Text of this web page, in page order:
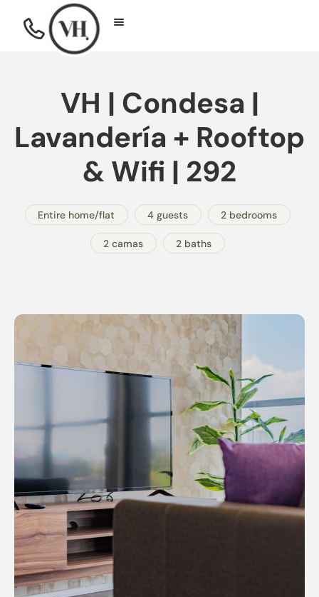
VH | Condesa |
Lavandería + Rooftop
& Wifi | 292
Entire home/flat 4 guests 2 bedrooms
2 camas 2 baths